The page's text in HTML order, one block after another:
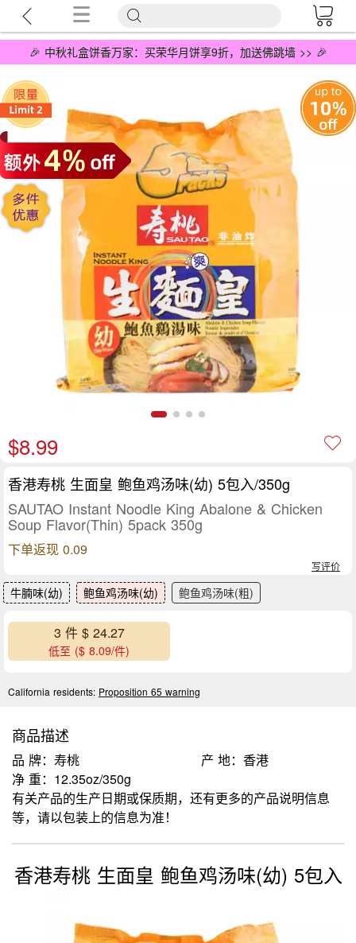
🎉 中秋礼盒饼香万家：买荣华月饼享9折，加送佛跳墙 >> 🎉
$8.99
香港寿桃 生面皇 鲍鱼鸡汤味(幼) 5包入/350g
SAUTAO Instant Noodle King Abalone & Chicken
Soup Flavor(Thin) 5pack 350g
下单返现 0.09
写评价
牛腩味(幼) 鲍鱼鸡汤味(幼) 鲍鱼鸡汤味(粗)
3 件 $ 24.27
低至 ($ 8.09/件)
California residents: Proposition 65 warning
商品描述
品 牌：寿桃
产 地：香港
净 重：12.35oz/350g
有关产品的生产日期或保质期，还有更多的产品说明信息
等，请以包装上的信息为准！
香港寿桃 生面皇 鲍鱼鸡汤味(幼) 5包入